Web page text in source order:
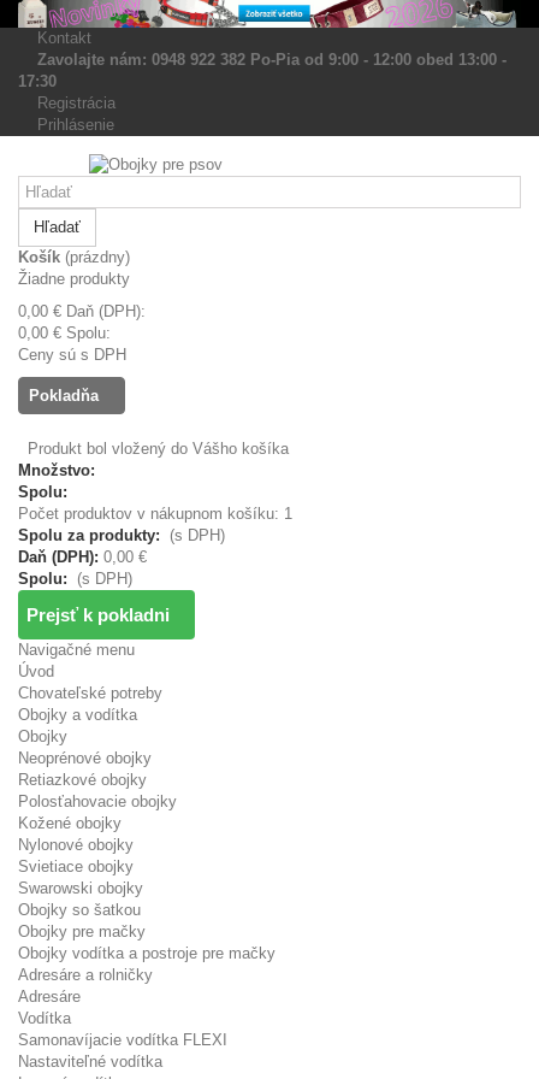
Kontakt
Zavolajte nám: 0948 922 382 Po-Pia od 9:00 - 12:00 obed 13:00 -
17:30
Registrácia
Prihlásenie
Hľadať
Košík (prázdny)
Žiadne produkty
0,00 € Daň (DPH):
0,00 € Spolu:
Ceny sú s DPH
Pokladňa
Produkt bol vložený do Vášho košíka
Množstvo:
Spolu:
Počet produktov v nákupnom košíku: 1
Spolu za produkty:
(s DPH)
Daň (DPH): 0,00 €
Spolu:
(s DPH)
Prejsť k pokladni
Navigačné menu
Úvod
Chovateľské potreby
Obojky a vodítka
Obojky
Neoprénové obojky
Retiazkové obojky
Polosťahovacie obojky
Kožené obojky
Nylonové obojky
Svietiace obojky
Swarowski obojky
Obojky so šatkou
Obojky pre mačky
Obojky vodítka a postroje pre mačky
Adresáre a rolničky
Adresáre
Vodítka
Samonavíjacie vodítka FLEXI
Nastaviteľné vodítka